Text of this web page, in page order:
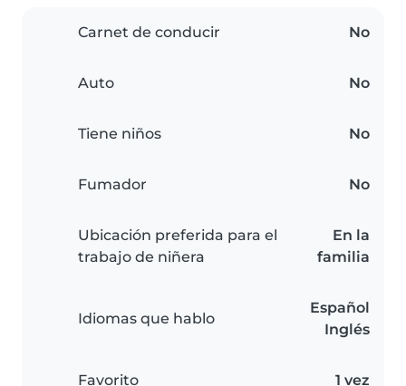
Carnet de conducir No
Auto No
Tiene niños No
Fumador No
Ubicación preferida para el
trabajo de niñera
En la
familia
Idiomas que hablo
Español
Inglés
Favorito 1 vez